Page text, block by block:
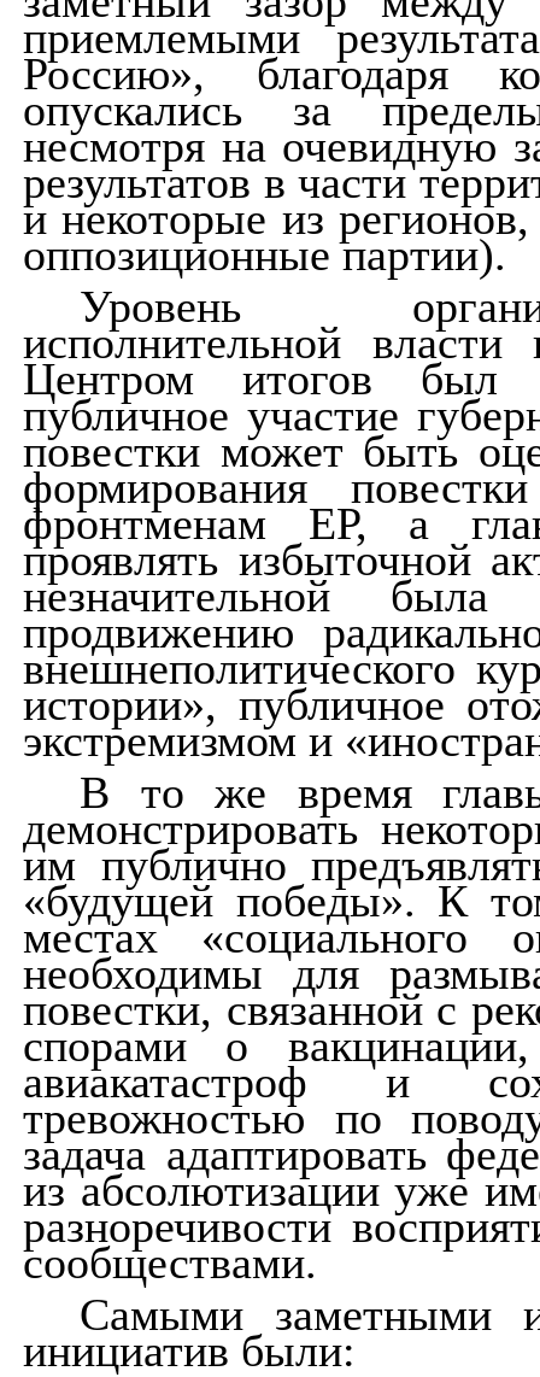
приемлемыми
Россию», благодаря
опускались за
несмотря на очевидную
результатов в части
и некоторые из
оппозиционные партии).
Уровень
исполнительной
Центром итогов был
публичное участие
повестки может быть
формирования
фронтменам ЕР, а
проявлять избыточной
незначительной
продвижению
внешнеполитического
истории», публичное
экстремизмом и
В то же время
демонстрировать
им публично
«будущей победы». К
местах «социального
необходимы для
повестки, связанной с
спорами о
авиакатастроф и
тревожностью по
задача адаптировать
из абсолютизации уже
разноречивости
сообществами.
Самыми заметными
инициатив были: